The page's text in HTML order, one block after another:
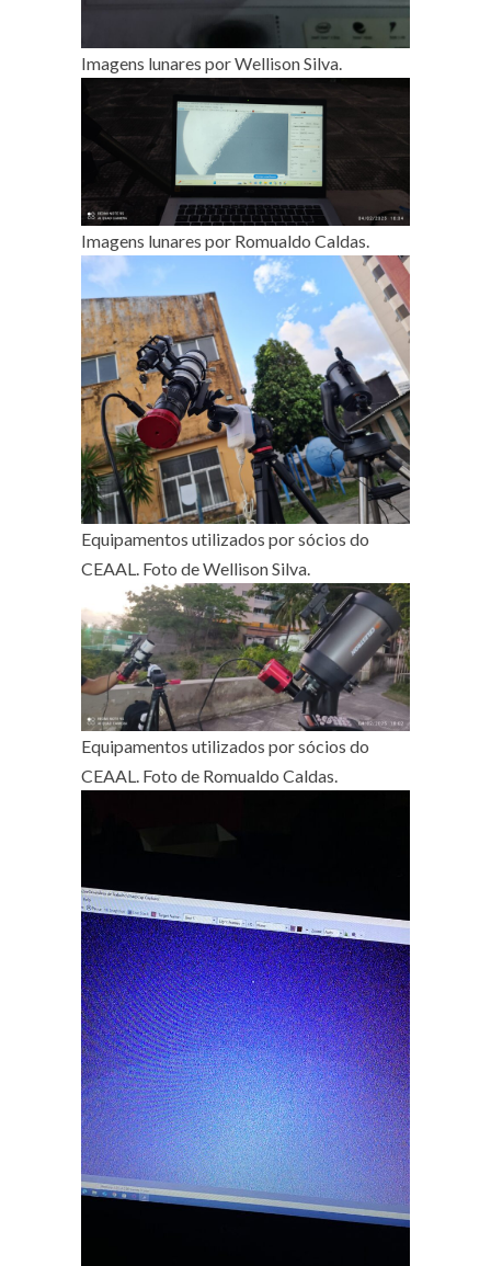
Imagens lunares por Wellison Silva.
Imagens lunares por Romualdo Caldas.
Equipamentos utilizados por sócios do
CEAAL. Foto de Wellison Silva.
Equipamentos utilizados por sócios do
CEAAL. Foto de Romualdo Caldas.